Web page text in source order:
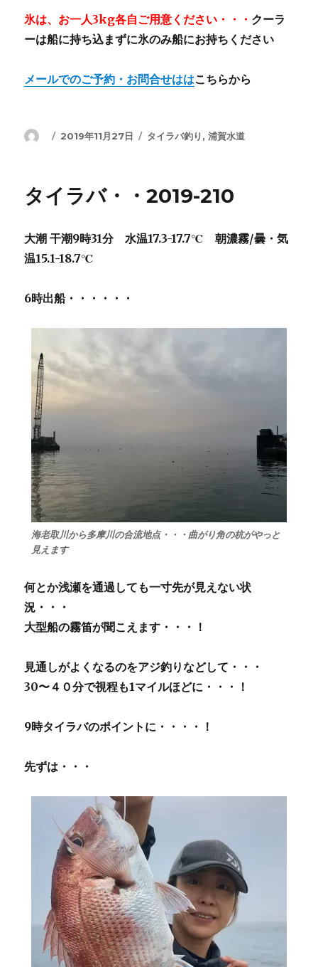
氷は、お一人3kg各自ご用意ください・・・ クーラ
ーは船に持ち込まずに氷のみ船にお持ちください
メールでのご予約・お問合せははこちらから
投
投
2019年11月27日
カ
ー
タイラバ釣り,浦賀水道
タイラバ・・2019-210
大潮 干潮9時31分 水温17.3-17.7℃ 朝濃霧/曇・気
温15.1-18.7℃
6時出船・・・・・・
海老取川から多摩川の合流地点・・・曲がり角の杭がやっと
見えます
何とか浅瀬を通過しても一寸先が見えない状
況・・・
大型船の霧笛が聞こえます・・・！
見通しがよくなるのをアジ釣りなどして・・・
30〜４０分で視程も1マイルほどに・・・！
9時タイラバのポイントに・・・・！
先ずは・・・